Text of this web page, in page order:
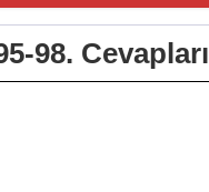
98. Cevapları